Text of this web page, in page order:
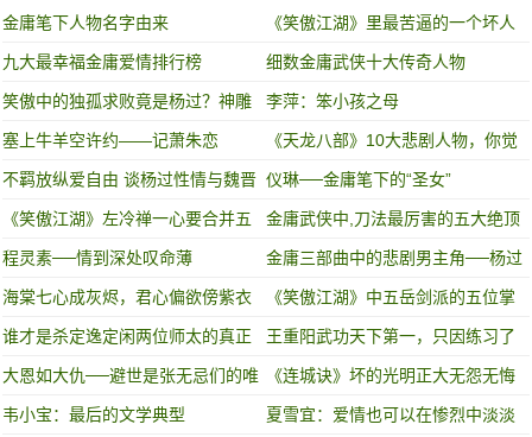
金庸笔下人物名字由来 《笑傲江湖》里最苦逼的一个坏人
九大最幸福金庸爱情排行榜 细数金庸武侠十大传奇人物
笑傲中的独孤求败竟是杨过？神雕
中的独孤求败
李萍：笨小孩之母
塞上牛羊空许约——记萧朱恋
《天龙八部》10大悲剧人物，你觉
得谁最可怜？
不羁放纵爱自由 谈杨过性情与魏晋
风流的某种联系
仪琳──金庸笔下的“圣女”
《笑傲江湖》左冷禅一心要合并五
岳剑派,到底为了什么?
金庸武侠中,刀法最厉害的五大绝顶
高手,其中有四个都很好色!
程灵素──情到深处叹命薄 金庸三部曲中的悲剧男主角──杨过
海棠七心成灰烬，君心偏欲傍紫衣
《笑傲江湖》中五岳剑派的五位掌
门人武功高低如何？
谁才是杀定逸定闲两位师太的真正
凶手？
王重阳武功天下第一，只因练习了
这门武功
大恩如大仇──避世是张无忌们的唯
一救赎
《连城诀》坏的光明正大无怨无悔
的人是谁？
韦小宝：最后的文学典型
夏雪宜：爱情也可以在惨烈中淡淡